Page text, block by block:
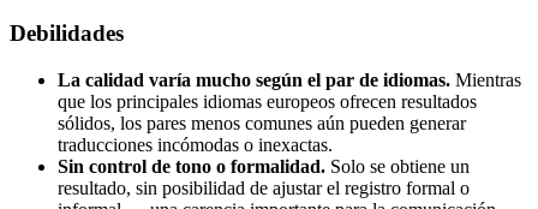
Debilidades
La calidad varía mucho según el par de idiomas. Mientras
que los principales idiomas europeos ofrecen resultados
sólidos, los pares menos comunes aún pueden generar
traducciones incómodas o inexactas.
Sin control de tono o formalidad. Solo se obtiene un
resultado, sin posibilidad de ajustar el registro formal o